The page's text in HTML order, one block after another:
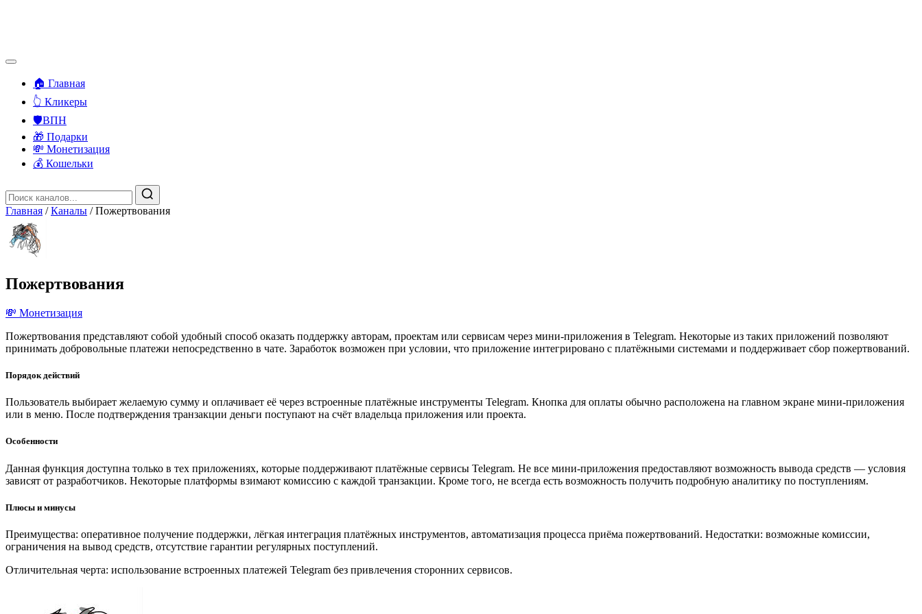
🏠 Главная
👆 Кликеры
🛡️ВПН
🎁 Подарки
💸 Монетизация
💰 Кошельки
Главная / Каналы / Пожертвования
Пожертвования
💸 Монетизация
Пожертвования представляют собой удобный способ оказать поддержку авторам, проектам или сервисам через мини-приложения в Telegram. Некоторые из таких приложений позволяют
принимать добровольные платежи непосредственно в чате. Заработок возможен при условии, что приложение интегрировано с платёжными системами и поддерживает сбор пожертвований.
Порядок действий
Пользователь выбирает желаемую сумму и оплачивает её через встроенные платёжные инструменты Telegram. Кнопка для оплаты обычно расположена на главном экране мини-приложения
или в меню. После подтверждения транзакции деньги поступают на счёт владельца приложения или проекта.
Особенности
Данная функция доступна только в тех приложениях, которые поддерживают платёжные сервисы Telegram. Не все мини-приложения предоставляют возможность вывода средств — условия
зависят от разработчиков. Некоторые платформы взимают комиссию с каждой транзакции. Кроме того, не всегда есть возможность получить подробную аналитику по поступлениям.
Плюсы и минусы
Преимущества: оперативное получение поддержки, лёгкая интеграция платёжных инструментов, автоматизация процесса приёма пожертвований. Недостатки: возможные комиссии,
ограничения на вывод средств, отсутствие гарантии регулярных поступлений.
Отличительная черта: использование встроенных платежей Telegram без привлечения сторонних сервисов.